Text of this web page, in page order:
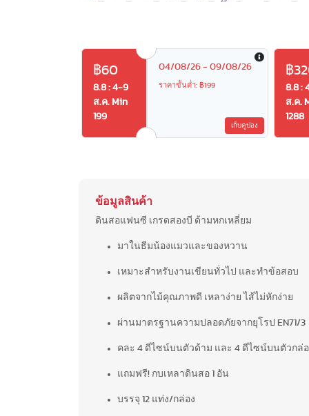
฿60
8.8 : 4-9
ส.ค. Min
199
04/08/26 - 09/08/26
ราคาขั้นต่ำ: ฿199
เก็บคูปอง
฿
8.8 :
ส.ค.
1288
ข้อมูลสินค้า
ดินสอแฟนซี เกรดสองบี ด้ามหกเหลี่ยม
มาในธีมน้องแมวและของหวาน
เหมาะสำหรับงานเขียนทั่วไป และทำข้อสอบ
ผลิตจากไม้คุณภาพดี เหลาง่าย ไส้ไม่หักง่าย
ผ่านมาตรฐานความปลอดภัยจากยุโรป EN71/3
คละ 4 ดีไซน์บนตัวด้าม และ 4 ดีไซน์บนตัวกล่
แถมฟรี! กบเหลาดินสอ 1 อัน
บรรจุ 12 แท่ง/กล่อง